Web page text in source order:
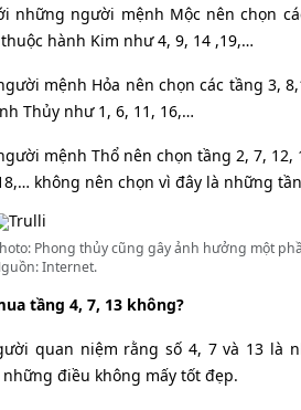
những người mệnh Mộc nên chọn
hành Kim như 4, 9, 14 ,19,…
mệnh Hỏa nên chọn các tầng 3,
Thủy như 1, 6, 11, 16,…
mệnh Thổ nên chọn tầng 2, 7,
không nên chọn vì đây là những
Phong thủy cũng gây ảnh hưởng một
Internet.
tầng 4, 7, 13 không?
quan niệm rằng số 4, 7 và 13 là
điều không mấy tốt đẹp.